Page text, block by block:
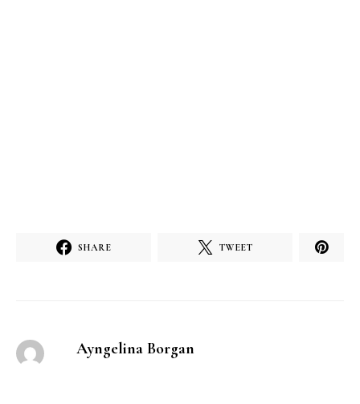
SHARE TWEET
Ayngelina Borgan